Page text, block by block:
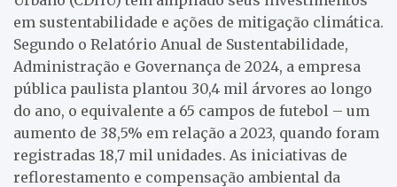
em sustentabilidade e ações de mitigação climática.
Segundo o Relatório Anual de Sustentabilidade,
Administração e Governança de 2024, a empresa
pública paulista plantou 30,4 mil árvores ao longo
do ano, o equivalente a 65 campos de futebol – um
aumento de 38,5% em relação a 2023, quando foram
registradas 18,7 mil unidades. As iniciativas de
reflorestamento e compensação ambiental da